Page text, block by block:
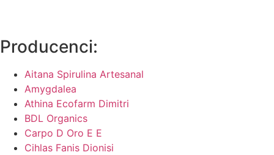
Producenci:
Aitana Spirulina Artesanal
Amygdalea
Athina Ecofarm Dimitri
BDL Organics
Carpo D Oro E E
Cihlas Fanis Dionisi